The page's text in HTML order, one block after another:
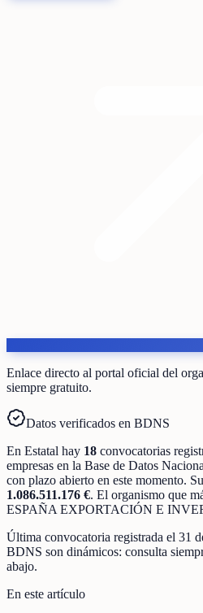
Enlace directo al portal oficial del
siempre gratuito.
Datos verificados en BDNS
En Estatal hay 18 convocatorias
empresas en la Base de Datos
con plazo abierto en este momento.
1.086.511.176 €. El organismo que
ESPAÑA EXPORTACIÓN E
Última convocatoria registrada el 31
BDNS son dinámicos: consulta
abajo.
En este artículo